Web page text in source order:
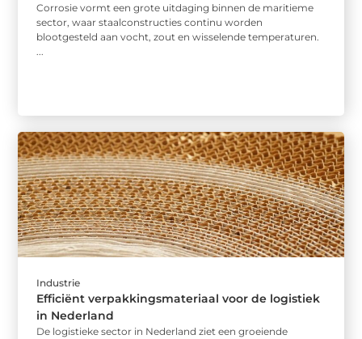
Corrosie vormt een grote uitdaging binnen de maritieme
sector, waar staalconstructies continu worden
blootgesteld aan vocht, zout en wisselende temperaturen.
Industrie
Efficiënt verpakkingsmateriaal voor de logistiek
in Nederland
De logistieke sector in Nederland ziet een groeiende